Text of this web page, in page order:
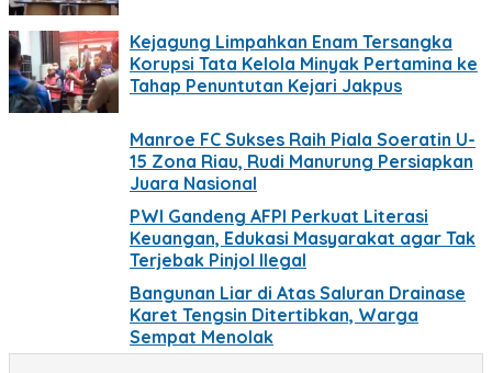
Kejagung Limpahkan Enam Tersangka
Korupsi Tata Kelola Minyak Pertamina ke
Tahap Penuntutan Kejari Jakpus
Manroe FC Sukses Raih Piala Soeratin U-
15 Zona Riau, Rudi Manurung Persiapkan
Juara Nasional
PWI Gandeng AFPI Perkuat Literasi
Keuangan, Edukasi Masyarakat agar Tak
Terjebak Pinjol Ilegal
Bangunan Liar di Atas Saluran Drainase
Karet Tengsin Ditertibkan, Warga
Sempat Menolak